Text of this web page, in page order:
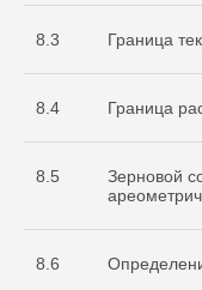
8.3 Граница
8.4 Граница
8.5
Зерновой
8.6